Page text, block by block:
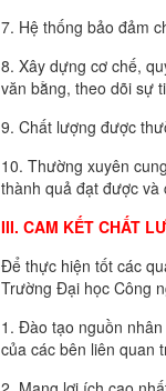
7. Hệ thống bảo đảm
8. Xây dựng cơ chế,
văn bằng, theo dõi sự
9. Chất lượng được
10. Thường xuyên
thành quả đạt được
III. CAM KẾT CHẤT
Để thực hiện tốt các
Trường Đại học Công
1. Đào tạo nguồn
của các bên liên quan